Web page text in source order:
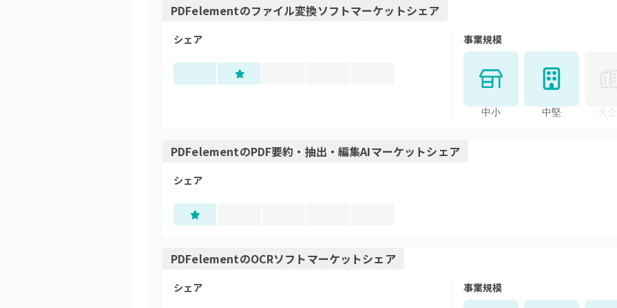
PDFelementのファイル変換ソフトマーケットシェア
シェア 事業規模
中小 中堅 大
PDFelementのPDF要約・抽出・編集AIマーケットシェア
シェア
PDFelementのOCRソフトマーケットシェア
シェア 事業規模